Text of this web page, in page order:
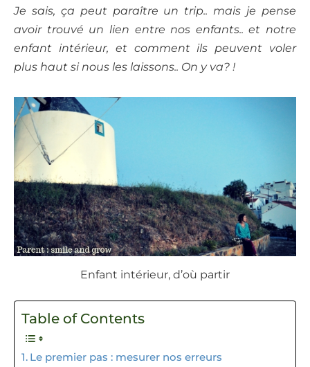
Je sais, ça peut paraître un trip.. mais je pense
avoir trouvé un lien entre nos enfants.. et notre
enfant intérieur, et comment ils peuvent voler
plus haut si nous les laissons.. On y va? !
Enfant intérieur, d’où partir
Table of Contents
Le premier pas : mesurer nos erreurs